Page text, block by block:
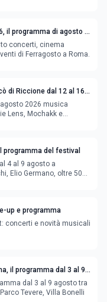
il programma di agosto e
concerti, cinema
di Ferragosto a Roma.
di Riccione dal 12 al 16
2026 musica
Lens, Mochakk e
programma del festival
4 al 9 agosto a
Elio Germano, oltre 50
up e programma
concerti e novità musicali
il programma dal 3 al 9
dal 3 al 9 agosto tra
Tevere, Villa Bonelli